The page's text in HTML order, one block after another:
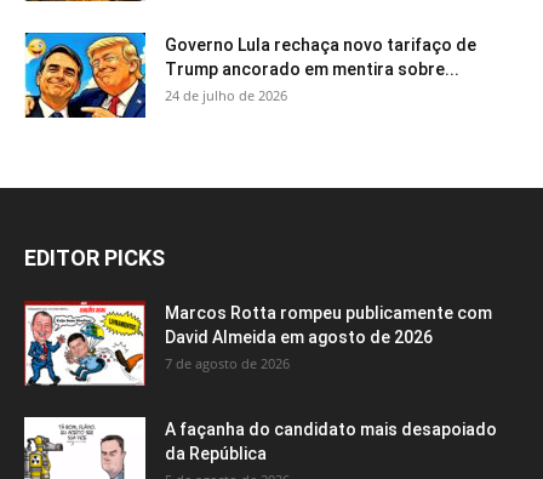
Governo Lula rechaça novo tarifaço de
Trump ancorado em mentira sobre...
24 de julho de 2026
EDITOR PICKS
Marcos Rotta rompeu publicamente com
David Almeida em agosto de 2026
7 de agosto de 2026
A façanha do candidato mais desapoiado
da República